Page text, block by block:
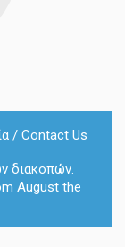
/ Contact Us
διακοπών.
August the